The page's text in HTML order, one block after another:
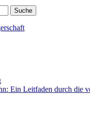
Ein Leitfaden durch die